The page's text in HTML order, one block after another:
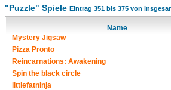
"Puzzle" Spiele Eintrag 351 bis 375 von
Name
Mystery Jigsaw
Pizza Pronto
Reincarnations: Awakening
Spin the black circle
littlefatninja